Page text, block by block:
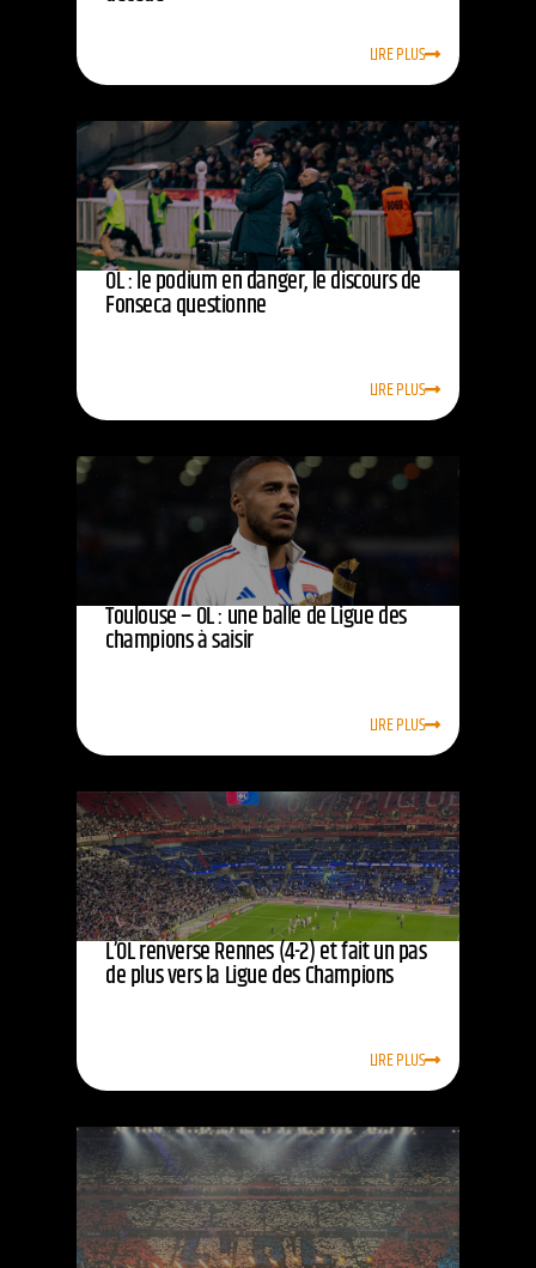
LIRE PLUS
OL : le podium en danger, le discours de
Fonseca questionne
LIRE PLUS
Toulouse – OL : une balle de Ligue des
champions à saisir
LIRE PLUS
L’OL renverse Rennes (4-2) et fait un pas
de plus vers la Ligue des Champions
LIRE PLUS